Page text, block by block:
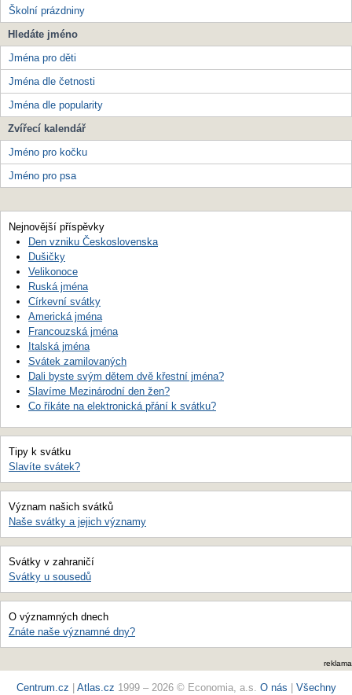
Školní prázdniny
Hledáte jméno
Jména pro děti
Jména dle četnosti
Jména dle popularity
Zvířecí kalendář
Jméno pro kočku
Jméno pro psa
Nejnovější příspěvky
Den vzniku Československa
Dušičky
Velikonoce
Ruská jména
Církevní svátky
Americká jména
Francouzská jména
Italská jména
Svátek zamilovaných
Dali byste svým dětem dvě křestní jména?
Slavíme Mezinárodní den žen?
Co říkáte na elektronická přání k svátku?
Tipy k svátku
Slavíte svátek?
Význam našich svátků
Naše svátky a jejich významy
Svátky v zahraničí
Svátky u sousedů
O významných dnech
Znáte naše významné dny?
reklama
Centrum.cz | Atlas.cz 1999 – 2026 © Economia, a.s. O nás | Všechny